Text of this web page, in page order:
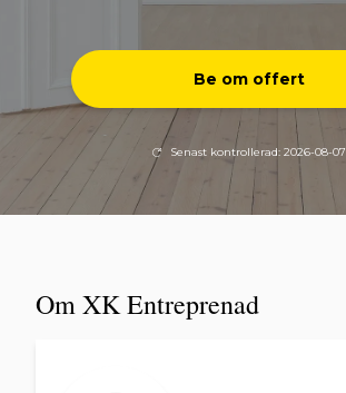
Be om offert
Senast kontrollerad: 2026-08-07
Om XK Entreprenad